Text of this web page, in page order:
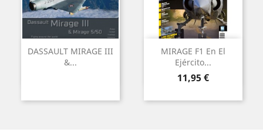
DASSAULT MIRAGE III
&...
MIRAGE F1 En El
Ejército...
Precio
11,95 €